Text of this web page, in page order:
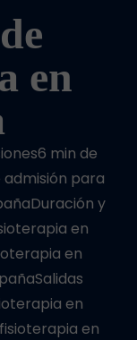
en
min de
para
y
en
en
en
en